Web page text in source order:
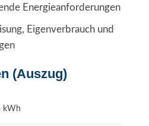
Energieanforderungen
Eigenverbrauch und
(Auszug)
kWh